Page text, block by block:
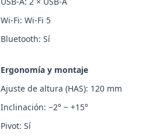
Wi-Fi: Wi-Fi 5
Bluetooth: Sí
Ergonomía y montaje
Ajuste de altura (HAS): 120 mm
Inclinación: −2° ~ +15°
Pivot: Sí